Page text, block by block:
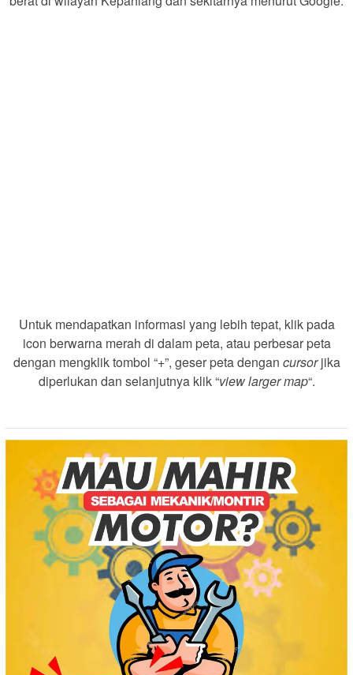
Untuk mendapatkan informasi yang lebih tepat, klik pada
icon berwarna merah di dalam peta, atau perbesar peta
dengan mengklik tombol “+”, geser peta dengan cursorjika
diperlukan dan selanjutnya klik “view larger map“.